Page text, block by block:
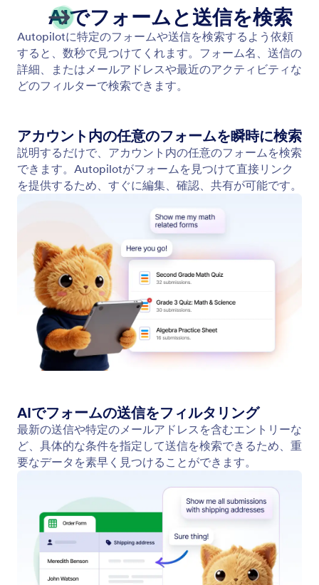
AIでフォームと送信を検索
Autopilotに特定のフォームや送信を検索するよう依頼
すると、数秒で見つけてくれます。フォーム名、送信の
詳細、またはメールアドレスや最近のアクティビティな
どのフィルターで検索できます。
アカウント内の任意のフォームを瞬時に検索
説明するだけで、アカウント内の任意のフォームを検索
できます。Autopilotがフォームを見つけて直接リンク
を提供するため、すぐに編集、確認、共有が可能です。
AIでフォームの送信をフィルタリング
最新の送信や特定のメールアドレスを含むエントリーな
ど、具体的な条件を指定して送信を検索できるため、重
要なデータを素早く見つけることができます。